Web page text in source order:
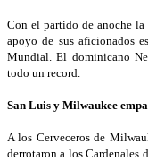
Con el partido de anoche la
apoyo de sus aficionados
Mundial. El dominicano
todo un record.
San Luis y Milwaukee
A los Cerveceros de
derrotaron a los Cardenales